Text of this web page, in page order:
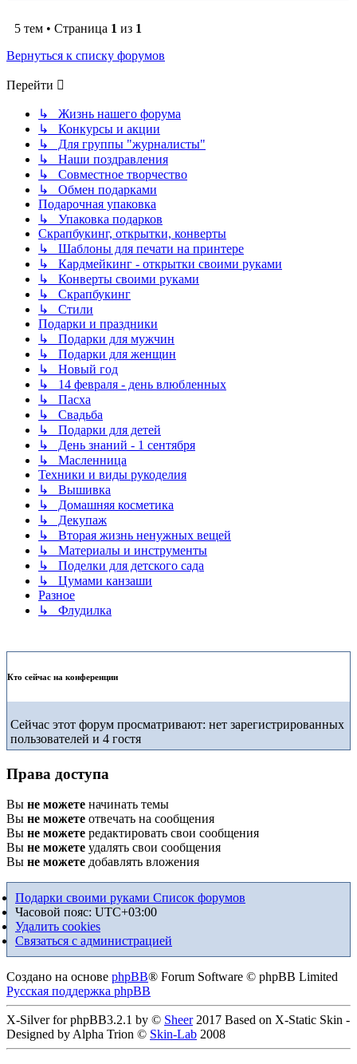
5 тем • Страница 1 из 1
Вернуться к списку форумов
Перейти
↳ Жизнь нашего форума
↳ Конкурсы и акции
↳ Для группы "журналисты"
↳ Наши поздравления
↳ Совместное творчество
↳ Обмен подарками
Подарочная упаковка
↳ Упаковка подарков
Скрапбукинг, открытки, конверты
↳ Шаблоны для печати на принтере
↳ Кардмейкинг - открытки своими руками
↳ Конверты своими руками
↳ Скрапбукинг
↳ Стили
Подарки и праздники
↳ Подарки для мужчин
↳ Подарки для женщин
↳ Новый год
↳ 14 февраля - день влюбленных
↳ Пасха
↳ Свадьба
↳ Подарки для детей
↳ День знаний - 1 сентября
↳ Масленница
Техники и виды рукоделия
↳ Вышивка
↳ Домашняя косметика
↳ Декупаж
↳ Вторая жизнь ненужных вещей
↳ Материалы и инструменты
↳ Поделки для детского сада
↳ Цумами канзаши
Разное
↳ Флудилка
Кто сейчас на конференции
Сейчас этот форум просматривают: нет зарегистрированных
пользователей и 4 гостя
Права доступа
Вы не можете начинать темы
Вы не можете отвечать на сообщения
Вы не можете редактировать свои сообщения
Вы не можете удалять свои сообщения
Вы не можете добавлять вложения
Подарки своими руками Список форумов
Часовой пояс: UTC+03:00
Удалить cookies
Связаться с администрацией
Создано на основе phpBB® Forum Software © phpBB Limited
Русская поддержка phpBB
X-Silver for phpBB3.2.1 by © Sheer2017 Based on X-Static Skin -
Designed by Alpha Trion © Skin-Lab 2008